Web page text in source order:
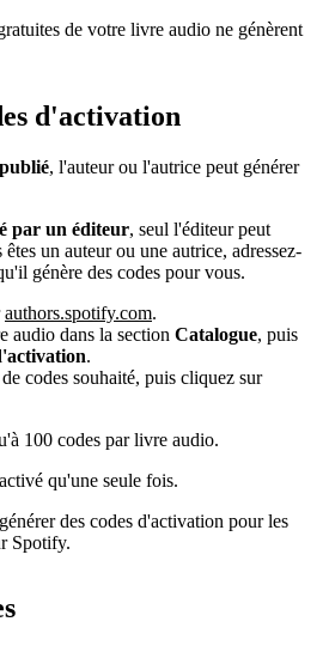
de votre livre audio ne génèrent
d'activation
, l'auteur ou l'autrice peut générer
par un éditeur, seul l'éditeur peut
un auteur ou une autrice, adressez-
génère des codes pour vous.
authors.spotify.com.
audio dans la section Catalogue, puis
.
codes souhaité, puis cliquez sur
100 codes par livre audio.
qu'une seule fois.
des codes d'activation pour les
Spotify.